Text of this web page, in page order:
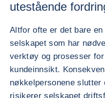
utestående
Altfor ofte er det bare
selskapet som har
verktøy og prosesser
kundeinnsikt.
nøkkelpersonene
risikerer selskapet